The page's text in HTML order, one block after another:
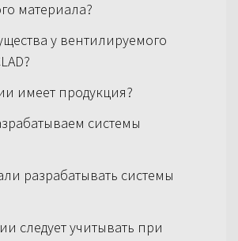
материала?
у вентилируемого
имеет продукция?
системы
разрабатывать системы
следует учитывать при